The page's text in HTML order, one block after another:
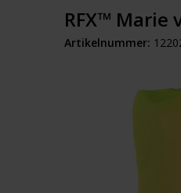
RFX™
Artikelnummer: